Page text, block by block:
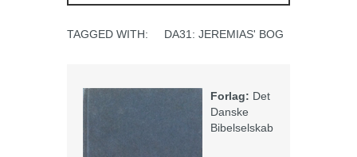
TAGGED WITH: DA31: JEREMIAS' BOG
Forlag: Det
Danske
Bibelselskab